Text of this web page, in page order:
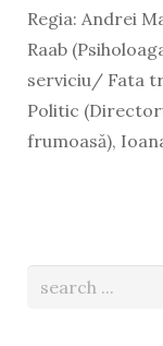
Regia: Andrei
Raab
serviciu/ Fata
Politic
frumoasă),